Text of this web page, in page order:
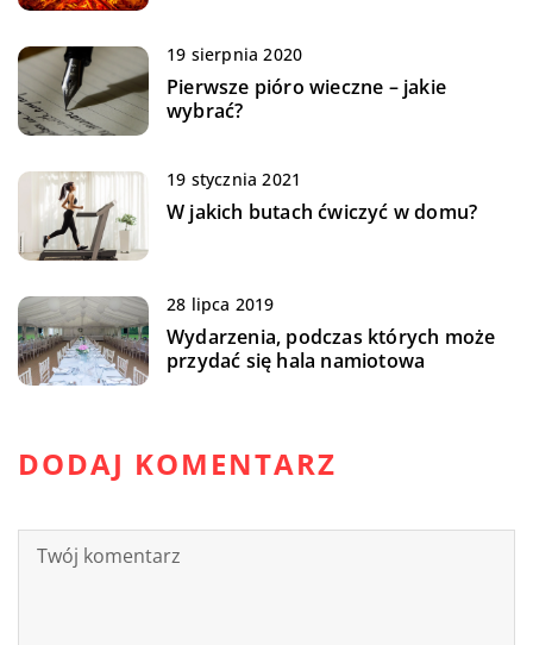
19 sierpnia 2020
Pierwsze pióro wieczne – jakie
wybrać?
19 stycznia 2021
W jakich butach ćwiczyć w domu?
28 lipca 2019
Wydarzenia, podczas których może
przydać się hala namiotowa
DODAJ KOMENTARZ